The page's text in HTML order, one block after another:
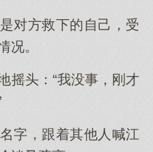
对方救下的自己，受
况。
摇头：“我没事，刚才
字，跟着其他人喊江